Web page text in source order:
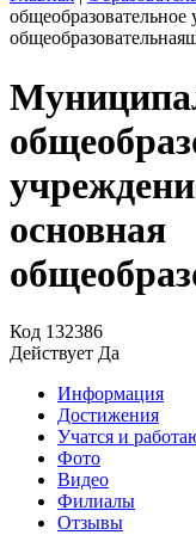
основная
Код 132386
Действует Да
Информация
Достижения
Учатся и
Фото
Видео
Филиалы
Отзывы